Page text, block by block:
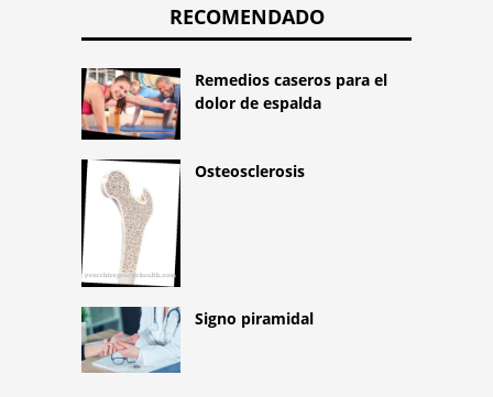
RECOMENDADO
Remedios caseros para el
dolor de espalda
Osteosclerosis
Signo piramidal